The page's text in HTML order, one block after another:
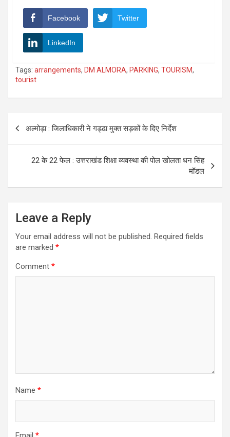
Facebook Twitter
LinkedIn
Tags: arrangements, DM ALMORA, PARKING, TOURISM,
tourist
navigation
अल्मोड़ा : जिलाधिकारी ने गड्ढा मुक्त सड़कों के दिए निर्देश
22 के 22 फेल : उत्तराखंड शिक्षा व्यवस्था की पोल खोलता धन सिंह
मॉडल
Leave a Reply
Your email address will not be published. Required fields
are marked *
Comment *
Name *